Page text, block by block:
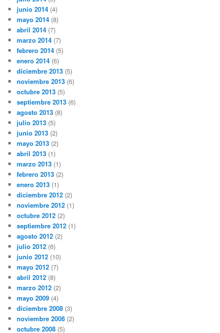
junio 2014 (4)
mayo 2014 (8)
abril 2014 (7)
marzo 2014 (7)
febrero 2014 (5)
enero 2014 (6)
diciembre 2013 (5)
noviembre 2013 (6)
octubre 2013 (5)
septiembre 2013 (6)
agosto 2013 (8)
julio 2013 (5)
junio 2013 (2)
mayo 2013 (2)
abril 2013 (1)
marzo 2013 (1)
febrero 2013 (2)
enero 2013 (1)
diciembre 2012 (2)
noviembre 2012 (1)
octubre 2012 (2)
septiembre 2012 (1)
agosto 2012 (2)
julio 2012 (6)
junio 2012 (10)
mayo 2012 (7)
abril 2012 (8)
marzo 2012 (2)
mayo 2009 (4)
diciembre 2008 (3)
noviembre 2008 (2)
octubre 2008 (5)